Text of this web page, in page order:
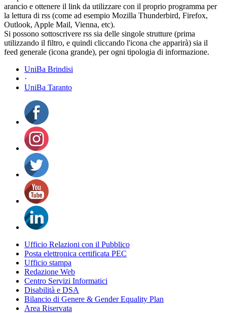
arancio e ottenere il link da utilizzare con il proprio programma per
la lettura di rss (come ad esempio Mozilla Thunderbird, Firefox,
Outlook, Apple Mail, Vienna, etc).
Si possono sottoscrivere rss sia delle singole strutture (prima
utilizzando il filtro, e quindi cliccando l'icona che apparirà) sia il
feed generale (icona grande), per ogni tipologia di informazione.
UniBa Brindisi
·
UniBa Taranto
Ufficio Relazioni con il Pubblico
Posta elettronica certificata PEC
Ufficio stampa
Redazione Web
Centro Servizi Informatici
Disabilità e DSA
Bilancio di Genere & Gender Equality Plan
Area Riservata